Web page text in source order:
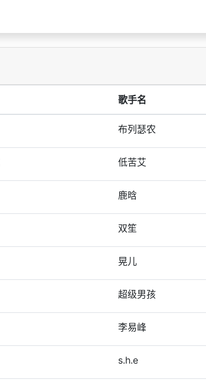
歌手名
布列瑟农
低苦艾
鹿晗
双笙
晃儿
超级男孩
李易峰
s.h.e